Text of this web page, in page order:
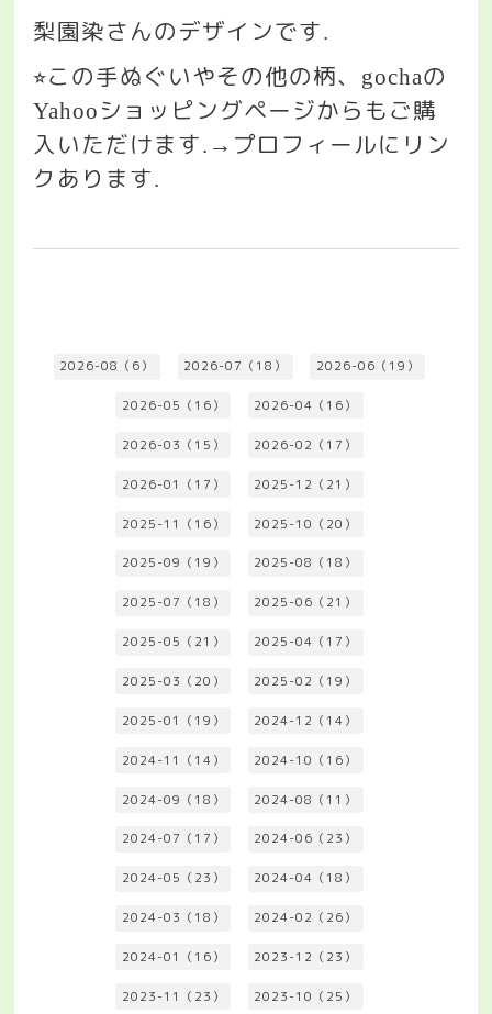
梨園染さんのデザインです.
⭐︎この手ぬぐいやその他の柄、 gochaの
Yahoo ショッピングページからもご購
入いただけます.→ プロフィールにリン
クあります.
2026-08（6） 2026-07（18） 2026-06（19）
2026-05（16） 2026-04（16）
2026-03（15） 2026-02（17）
2026-01（17） 2025-12（21）
2025-11（16） 2025-10（20）
2025-09（19） 2025-08（18）
2025-07（18） 2025-06（21）
2025-05（21） 2025-04（17）
2025-03（20） 2025-02（19）
2025-01（19） 2024-12（14）
2024-11（14） 2024-10（16）
2024-09（18） 2024-08（11）
2024-07（17） 2024-06（23）
2024-05（23） 2024-04（18）
2024-03（18） 2024-02（26）
2024-01（16） 2023-12（23）
2023-11（23） 2023-10（25）